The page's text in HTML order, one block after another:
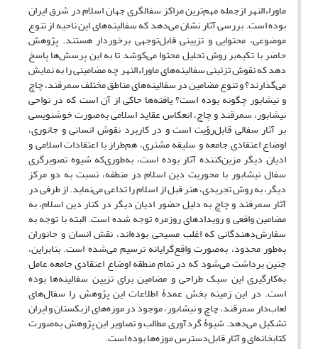
ماوراءالنهر ازجمله مهم‌ترین مراکز سفالگری جهان ‌اسلام در شرق ایران
بوده است. بررسی آثار نشان می‌دهد که سفالینه‌های این ناحیه از تنوع
موضوعی، محتوایی و تزیینی قابل‌توجهی برخوردار هستند. پژوهش
حاضر با‌ تکیه‌بر روش تحلیل محتوا می‌کوشد تا به این پرسش‌ها پاسخ
دهد که نقوش تزئینی سفالینه‌های ماوراءالنهر چه مضامینی را به نمایش
می‌گذارند؟ و تنوع مضامین در سفالینه‌های مناطق مختلف سمرقند، چاچ
و نیشابور چگونه بوده است؟ یافته‌ها حاکی از آن است که در نواحی
نیشابور، سمرقند و چاچ، انعکاس عقاید اسلامی به‌صورت خوشنویسی
بر آثار سفالی قابل‌رؤیت است و در کاربرد نقوش انسانی و جانوری،
اوضاع اعتقادی جامعه و سلیقه مشتری، هم‌طراز با اعتقادات اسلامی و
ادیان دیگر مزین‌کننده آثار بوده است، به‌طوری‌که شیوه تصویرگری
سفال نیشابور با محوریت دین اسلام در منطقه، نسبت به دو مرکز
دیگر، به روش تجریدی، هنر قبل از اسلام را تداعی می‌نماید. از طرفی در
آثار سمرقند و چاچ به دلیل حضور ادیان دیگر در کنار دین اسلام، به
مضامین واقعی و رویدادهای روزمره توجه شده است. البته با توجه به
سفارش‌دهندگانی که اغلب مسیحی بوده‌اند، نقش انسان و جانوران
به‌طور محدود، به‌صورت واقع‌گرایانه ترسیم می‌شده است. بنابراین،
چنین برداشت می‌شود که در تمام منطقه اوضاع اعتقادی جامعه عامل
به‌کارگیری این سبک طراحی و مضامین برای تزیین سفالینه‌ها بوده
است. در این زمینه بخش عمدۀ اطلاعات این پژوهش را سفال‌های
لعاب‌دار سمرقند، چاچ و نیشابور، موجود در موزه‌های ازبکستان و ایران
تشکیل می‌دهد. شیوۀ گردآوری مطالب و تصاویر این پژوهش به‌صورت
کتابخانه‌ای و آثار قابل‌دسترس موزه‌ها بوده است.